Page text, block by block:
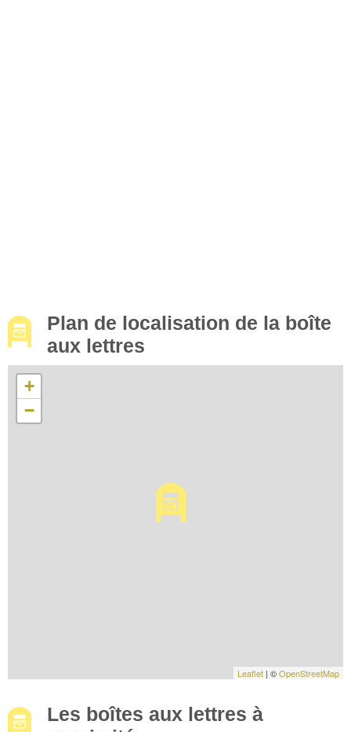
Plan de localisation de la boîte
aux lettres
+
−
Leaflet | ©OpenStreetMap
Les boîtes aux lettres à